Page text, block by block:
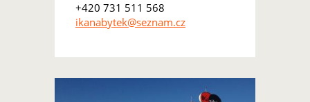
+420 731 511 568
ikanabytek@seznam.cz